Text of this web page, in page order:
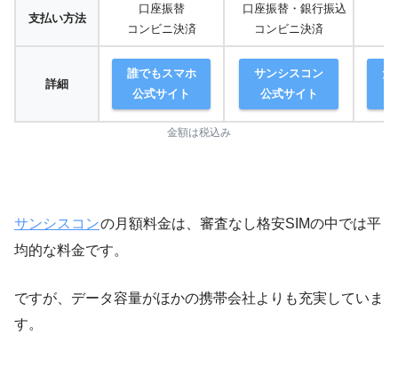
支払い方法
口座振替
コンビニ決済
口座振替・銀行振込
コンビニ決済
詳細
誰でもスマホ
公式サイト
サンシスコン
公式サイト
だ
金額は税込み
サンシスコンの月額料金は、審査なし格安SIMの中では平
均的な料金です。
ですが、データ容量がほかの携帯会社よりも充実していま
す。